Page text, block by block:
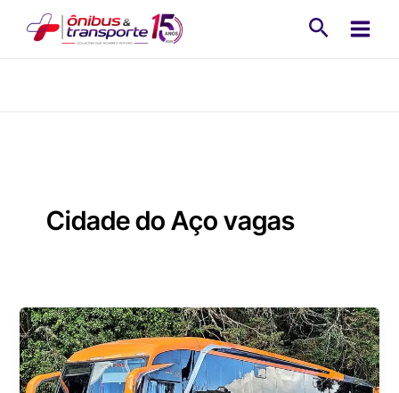
Cidade do Aço vagas